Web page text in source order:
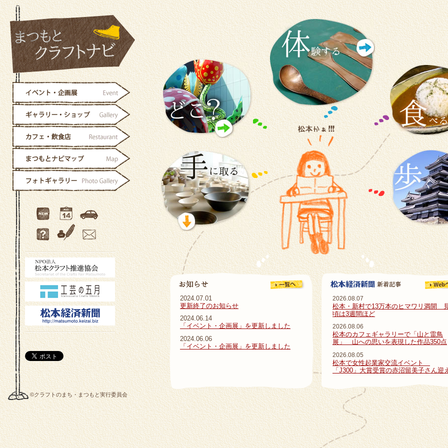
©クラフトのまち・まつもと実行委員会
2024.07.01
更新終了のお知らせ
2024.06.14
「イベント・企画展」を更新しました
2024.06.06
「イベント・企画展」を更新しました
2026.08.07
松本・新村で13万本のヒマワリ満開
頃は3週間ほど
2026.08.06
松本のカフェギャラリーで「山と雷鳥
展」 山への思いを表現した作品350点
2026.08.05
松本で女性起業家交流イベント
「J300」大賞受賞の赤沼留美子さん迎